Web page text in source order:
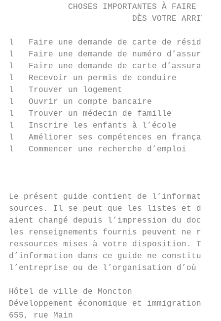
            CHOSES IMPORTANTES À FAIRE
                         DÈS VOTRE ARRIVÉE
l   Faire une demande de carte de
l   Faire une demande de numéro
l   Faire une demande de carte
l   Recevoir un permis de conduire
l   Trouver un logement
l   Ouvrir un compte bancaire
l   Trouver un médecin de famille
l   Inscrire les enfants à l’école
l   Améliorer ses compétences en
l   Commencer une recherche
Le présent guide contient de l’information
sources. Il se peut que les listes et
aient changé depuis l’impression du
les renseignements fournis peuvent ne
ressources mises à votre disposition. Toute
d’information dans ce guide ne constitue
l’entreprise ou de l’organisation d’où
Hôtel de ville de Moncton
Développement économique et immigration
655, rue Main